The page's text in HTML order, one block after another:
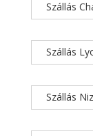
Szállás
Szállás
Szállás